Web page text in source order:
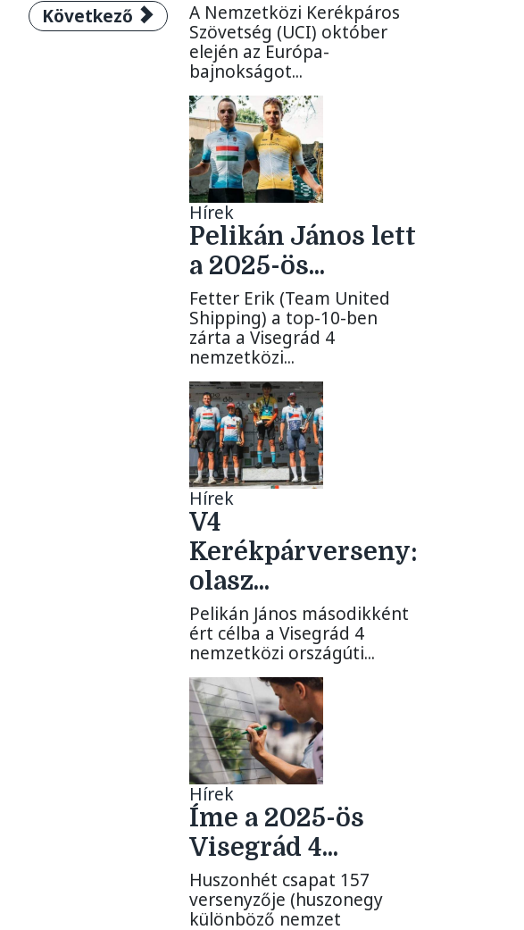
Következő cikk: Szlovén siker a V4 Kerékpárverseny
Következő
A Nemzetközi Kerékpáros
Szövetség (UCI) október
elején az Európa-
bajnokságot...
Hírek
Pelikán János lett
a 2025-ös...
Fetter Erik (Team United
Shipping) a top-10-ben
zárta a Visegrád 4
nemzetközi...
Hírek
V4
Kerékpárverseny:
olasz...
Pelikán János másodikként
ért célba a Visegrád 4
nemzetközi országúti...
Hírek
Íme a 2025-ös
Visegrád 4...
Huszonhét csapat 157
versenyzője (huszonegy
különböző nemzet